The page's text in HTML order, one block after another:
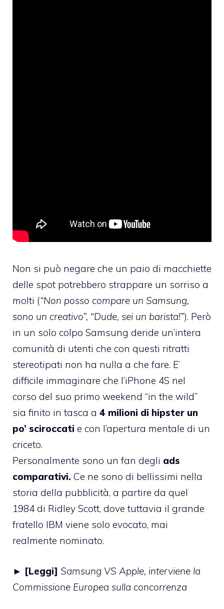
Non si può negare che un paio di macchiette
delle spot potrebbero strappare un sorriso a
molti (“Non posso compare un Samsung,
sono un creativo”, “Dude, sei un barista!”). Però
in un solo colpo Samsung deride un’intera
comunità di utenti che con questi ritratti
stereotipati non ha nulla a che fare. E’
difficile immaginare che l’iPhone 4S nel
corso del suo primo weekend “in the wild”
sia finito in tasca a 4 milioni di hipster un
po’ sciroccati e con l’apertura mentale di un
criceto.
Personalmente sono un fan degli ads
comparativi. Ce ne sono di bellissimi nella
storia della pubblicità, a partire da quel
1984 di Ridley Scott, dove tuttavia il grande
fratello IBM viene solo evocato, mai
realmente nominato.
► [Leggi] Samsung VS Apple, interviene la
Commissione Europea sulla concorrenza